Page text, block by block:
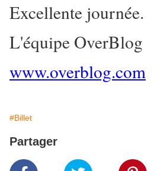
Excellente journée.
L'équipe OverBlog
www.overblog.com
#Billet
Partager